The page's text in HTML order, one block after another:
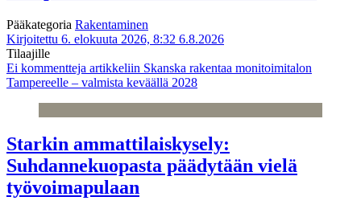
Pääkategoria Rakentaminen
Kirjoitettu 6. elokuuta 2026, 8:32 6.8.2026
Tilaajille
Ei kommentteja artikkeliin Skanska rakentaa monitoimitalon
Tampereelle – valmista keväällä 2028
Starkin ammattilaiskysely:
Suhdannekuopasta päädytään vielä
työvoimapulaan